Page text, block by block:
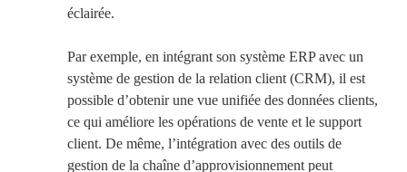
éclairée.
Par exemple, en intégrant son système ERP avec un
système de gestion de la relation client (CRM), il est
possible d’obtenir une vue unifiée des données clients,
ce qui améliore les opérations de vente et le support
client. De même, l’intégration avec des outils de
gestion de la chaîne d’approvisionnement peut